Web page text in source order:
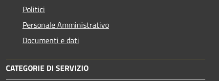
Politici
Personale Amministrativo
Documenti e dati
CATEGORIE DI SERVIZIO